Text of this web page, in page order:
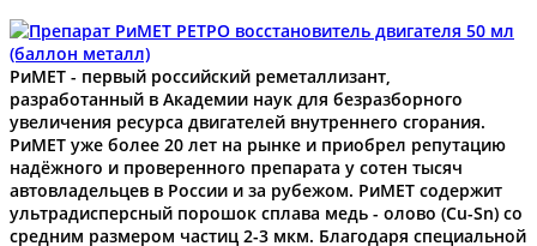
РиМЕТ - первый российский реметаллизант,
разработанный в Академии наук для безразборного
увеличения ресурса двигателей внутреннего сгорания.
РиМЕТ уже более 20 лет на рынке и приобрел репутацию
надёжного и проверенного препарата у сотен тысяч
автовладельцев в России и за рубежом. РиМЕТ содержит
ультрадисперсный порошок сплава медь - олово (Cu-Sn) со
средним размером частиц 2-3 мкм. Благодаря специальной